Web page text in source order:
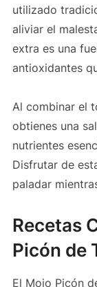
utilizado
aliviar el
extra es una
antioxidantes
Al combinar el
obtienes una
nutrientes
Disfrutar de
paladar
Recetas
Picón de
El Mojo Picón